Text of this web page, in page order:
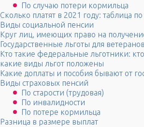
По случаю потери кормильца
Сколько платят в 2021 году: таблица
Виды социальной пенсии
Круг лиц, имеющих право на
Государственные льготы для
Кто такие федеральные льготники:
какие виды льгот положены
Какие доплаты и пособия бывают от
Виды страховых пенсий
По старости (трудовая)
По инвалидности
По потере кормильца
Разница в размере выплат